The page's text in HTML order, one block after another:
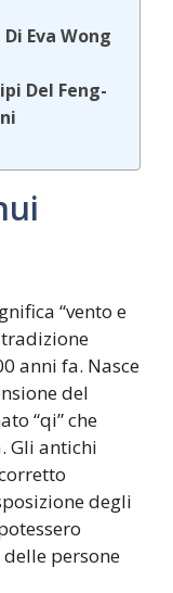
Eva Wong
Del Feng-
“vento e
anni fa. Nasce
del
“qi” che
Gli antichi
degli
persone